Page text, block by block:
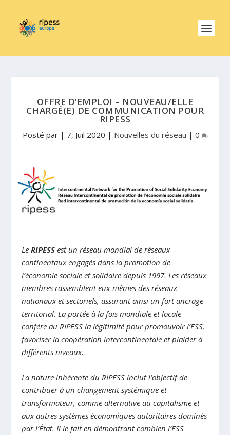
OFFRE D’EMPLOI – NOUVEAU/ELLE
CHARGÉ(E) DE COMMUNICATION POUR
RIPESS
Posté par | 7, Juil 2020 | Nouvelles du réseau | 0
LeRIPESS est un réseau mondial de réseaux
continentaux engagés dans la promotion de
l’économie sociale et solidaire depuis 1997. Les réseaux
membres rassemblent eux-mêmes des réseaux
nationaux et sectoriels, assurant ainsi un fort ancrage
territorial. La portée à la fois mondiale et locale
confère au RIPESS la légitimité pour promouvoir l’ESS,
favoriser la coopération intercontinentale et plaider à
différents niveaux.
La nature inhérente du RIPESS inclut l’objectif de
contribuer à un changement systémique et
transformateur, comme alternative au capitalisme et
aux autres systèmes économiques autoritaires dominés
par l’État. Il le fait en démontrant combien l’ESS